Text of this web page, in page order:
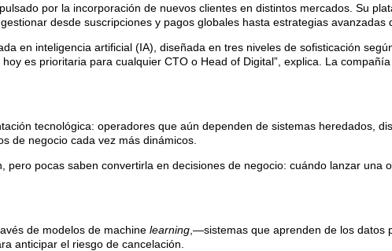
por la incorporación de nuevos clientes en distintos mercados. Su
desde suscripciones y pagos globales hasta estrategias avanzadas
en inteligencia artificial (IA), diseñada en tres niveles de sofisticación
es prioritaria para cualquier CTO o Head of Digital”, explica. La
tecnológica: operadores que aún dependen de sistemas heredados,
de negocio cada vez más dinámicos.
pocas saben convertirla en decisiones de negocio: cuándo lanzar una
de modelos de machine learning ,—sistemas que aprenden de los
anticipar el riesgo de cancelación.